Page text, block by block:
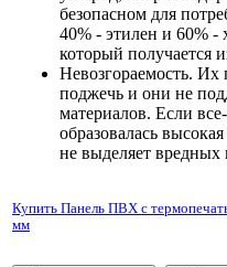
безопасном для
40% - этилен и 60% -
который получается
Невозгораемость. Их
поджечь и они не
материалов. Если
образовалась
не выделяет
Купить Панель ПВХ с
мм